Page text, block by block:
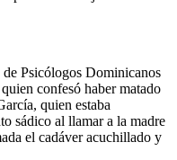
Psicólogos Dominicanos
confesó haber matado
quien estaba
sádico al llamar a la madre
el cadáver acuchillado y